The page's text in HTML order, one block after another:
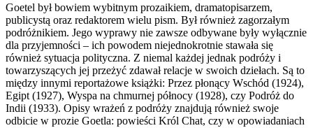
Goetel był bowiem wybitnym prozaikiem, dramatopisarzem,
publicystą oraz redaktorem wielu pism. Był również zagorzałym
podróżnikiem. Jego wyprawy nie zawsze odbywane były wyłącznie
dla przyjemności – ich powodem niejednokrotnie stawała się
również sytuacja polityczna. Z niemal każdej jednak podróży i
towarzyszących jej przeżyć zdawał relacje w swoich dziełach. Są to
między innymi reportażowe książki: Przez płonący Wschód (1924),
Egipt (1927), Wyspa na chmurnej północy (1928), czy Podróż do
Indii (1933). Opisy wrażeń z podróży znajdują również swoje
odbicie w prozie Goetla: powieści Król Chat, czy w opowiadaniach